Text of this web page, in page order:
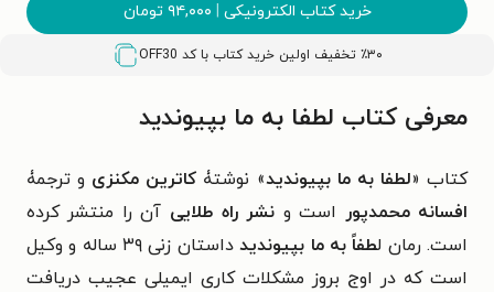
خرید کتاب الکترونیکی | ۹۴,۰۰۰ تومان
٪۳۰ تخفیف اولین خرید کتاب با کد OFF30
معرفی کتاب لطفا به ما بپیوندید
کتاب «لطفا به ما بپیوندید» نوشتۀ کاترین مکنزی و ترجمۀ
افسانه محمدپور است و نشر راه طلایی آن را منتشر کرده
است. رمان لطفاً به ما بپیوندید
داستان زنی ۳۹ ساله و وکیل
است که در اوج بروز مشکلات کاری ایمیلی عجیب دریافت